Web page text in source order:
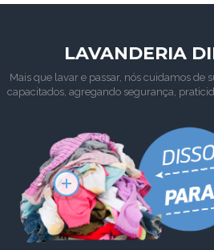
LAVANDERIA
Mais que lavar e passar, nós cuidamos de
capacitados, agregando segurança,
More